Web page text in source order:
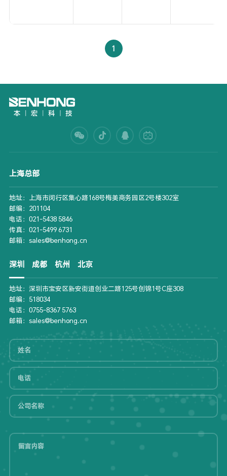
1
上海总部
地址：上海市闵行区集心路168号梅美商务园区2号楼302室
邮编：201104
电话：021-5438 5846
传真：021-5499 6731
邮箱：sales@benhong.cn
深圳 成都 杭州 北京
地址：深圳市宝安区新安街道创业二路125号创锦1号C座308
邮编：518034
电话：0755-8367 5763
邮箱：sales@benhong.cn